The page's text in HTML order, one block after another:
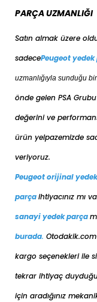
PARÇA UZMANLIĞI
Satın almak üzere
sadecePeugeot
uzmanlığıyla sunduğu
önde gelen PSA
değerini ve
ürün yelpazemizde
veriyoruz.
Peugeot orijinal
parçaihtiyacınız mı
sanayi yedek parça
burada.
kargo seçenekleri ile
tekrar ihtiyaç
için aradığınız